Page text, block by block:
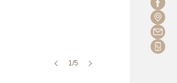
1/5